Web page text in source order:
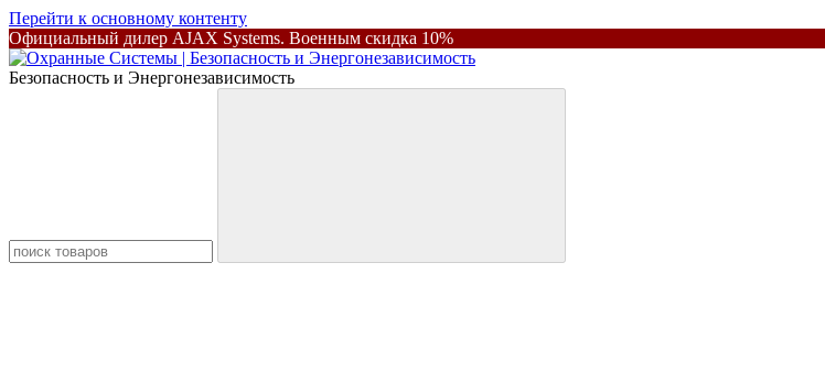
Перейти к основному контенту
Официальный дилер AJAX Systems. Военным скидка 10%
Безопасность и Энергонезависимость